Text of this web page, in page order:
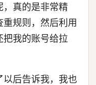
，真的是非常精
规则，然后利用
把我的账号给拉
后告诉我，我也